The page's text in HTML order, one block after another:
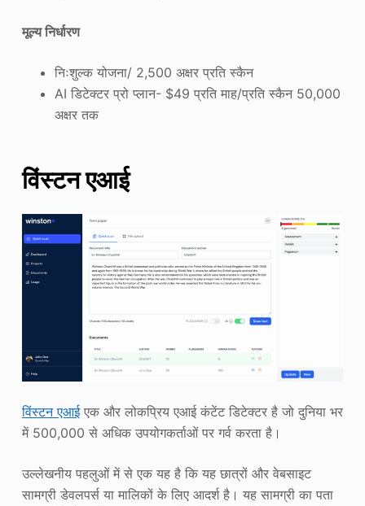
मूल्य निर्धारण
निःशुल्क योजना/ 2,500 अक्षर प्रति स्कैन
AI डिटेक्टर प्रो प्लान- $49 प्रति माह/प्रति स्कैन 50,000
अक्षर तक
विंस्टन एआई
विंस्टन एआईएक और लोकप्रिय एआई कंटेंट डिटेक्टर है जो दुनिया भर
में 500,000 से अधिक उपयोगकर्ताओं पर गर्व करता है।
उल्लेखनीय पहलुओं में से एक यह है कि यह छात्रों और वेबसाइट
सामग्री डेवलपर्स या मालिकों के लिए आदर्श है। यह सामग्री का पता